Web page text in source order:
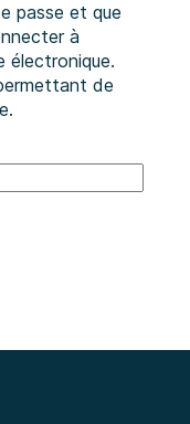
passe et que
à
électronique.
de